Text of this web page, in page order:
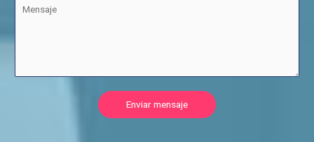
Enviar mensaje